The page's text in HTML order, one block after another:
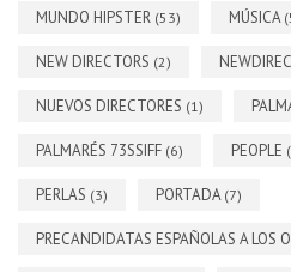
MUNDO HIPSTER (53) MÚSICA
NEW DIRECTORS (2)
NUEVOS DIRECTORES (1)
PALMARÉS 73SSIFF (6) PEOPLE
PERLAS (3) PORTADA (7)
PRECANDIDATAS ESPAÑOLAS A LOS